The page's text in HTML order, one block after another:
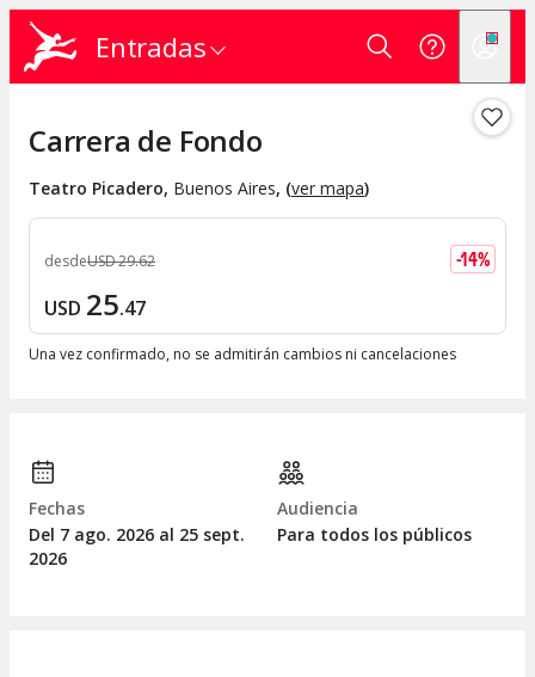
Entradas
Carrera de Fondo
Teatro Picadero, Buenos Aires, (ver mapa)
desdeUSD29.62 -14%
USD 25.47
Una vez confirmado, no se admitirán cambios ni cancelaciones
Fechas
Del 7 ago. 2026 al 25 sept.
2026
Audiencia
Para todos los públicos